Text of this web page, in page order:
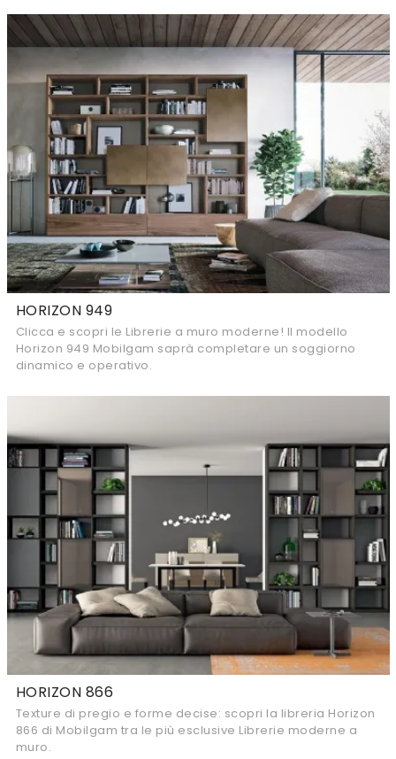
HORIZON 949
Clicca e scopri le Librerie a muro moderne! Il modello
Horizon 949 Mobilgam saprà completare un soggiorno
dinamico e operativo.
HORIZON 866
Texture di pregio e forme decise: scopri la libreria Horizon
866 di Mobilgam tra le più esclusive Librerie moderne a
muro.